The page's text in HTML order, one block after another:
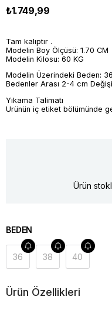
₺1.749,99
Tam kalıptır .
Modelin Boy Ölçüsü: 1.70 CM
Modelin Kilosu: 60 KG
Modelin Üzerindeki Beden:
Bedenler Arası 2-4 cm
Yıkama Talimatı
Ürünün iç etiket bölümünde
Ürün
BEDEN
36 38 40
Ürün Özellikleri